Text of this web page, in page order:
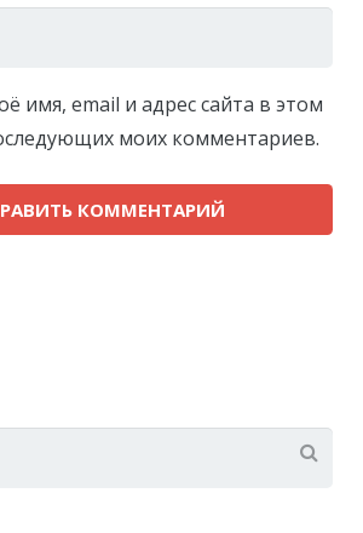
имя, email и адрес сайта в этом
моих комментариев.